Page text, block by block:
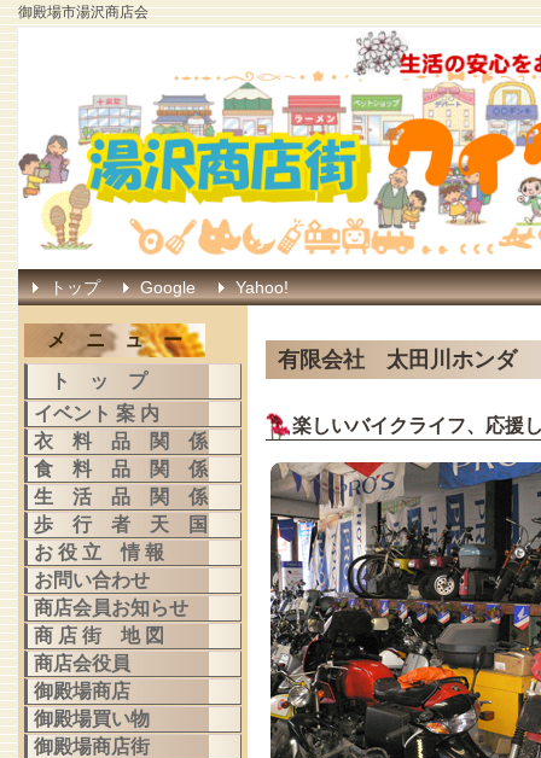
御殿場市湯沢商店会
トップ Google Yahoo!
有限会社 太田川ホンダ
楽しいバイクライフ、応援
メ ニ ュ ー
ト ッ プ
イベント 案 内
衣 料 品 関 係
食 料 品 関 係
生 活 品 関 係
歩 行 者 天 国
お 役 立 情 報
お問い合わせ
商店会員お知らせ
商 店 街 地 図
商店会役員
御殿場商店
御殿場買い物
御殿場商店街